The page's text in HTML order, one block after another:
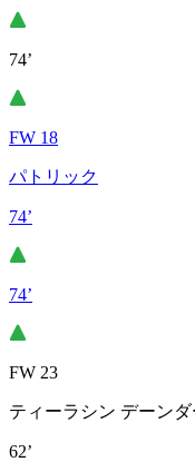
74’
FW 18
パトリック
74’
74’
FW 23
ティーラシン デーンダ
62’